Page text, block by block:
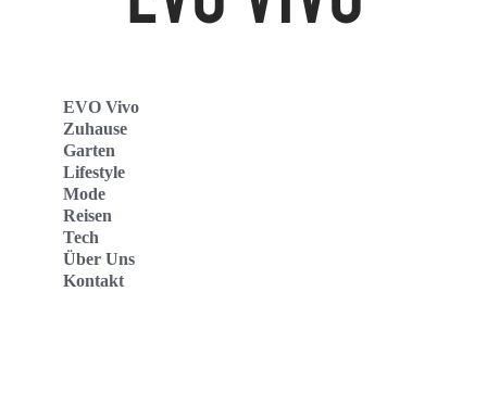
EVO Vivo
Zuhause
Garten
Lifestyle
Mode
Reisen
Tech
Über Uns
Kontakt